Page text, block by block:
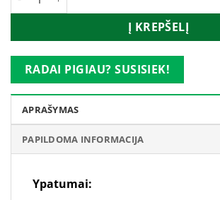
Į KREPŠELĮ
RADAI PIGIAU? SUSISIEK!
APRAŠYMAS
PAPILDOMA INFORMACIJA
Ypatumai: